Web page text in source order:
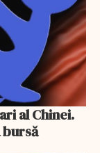
al Chinei.